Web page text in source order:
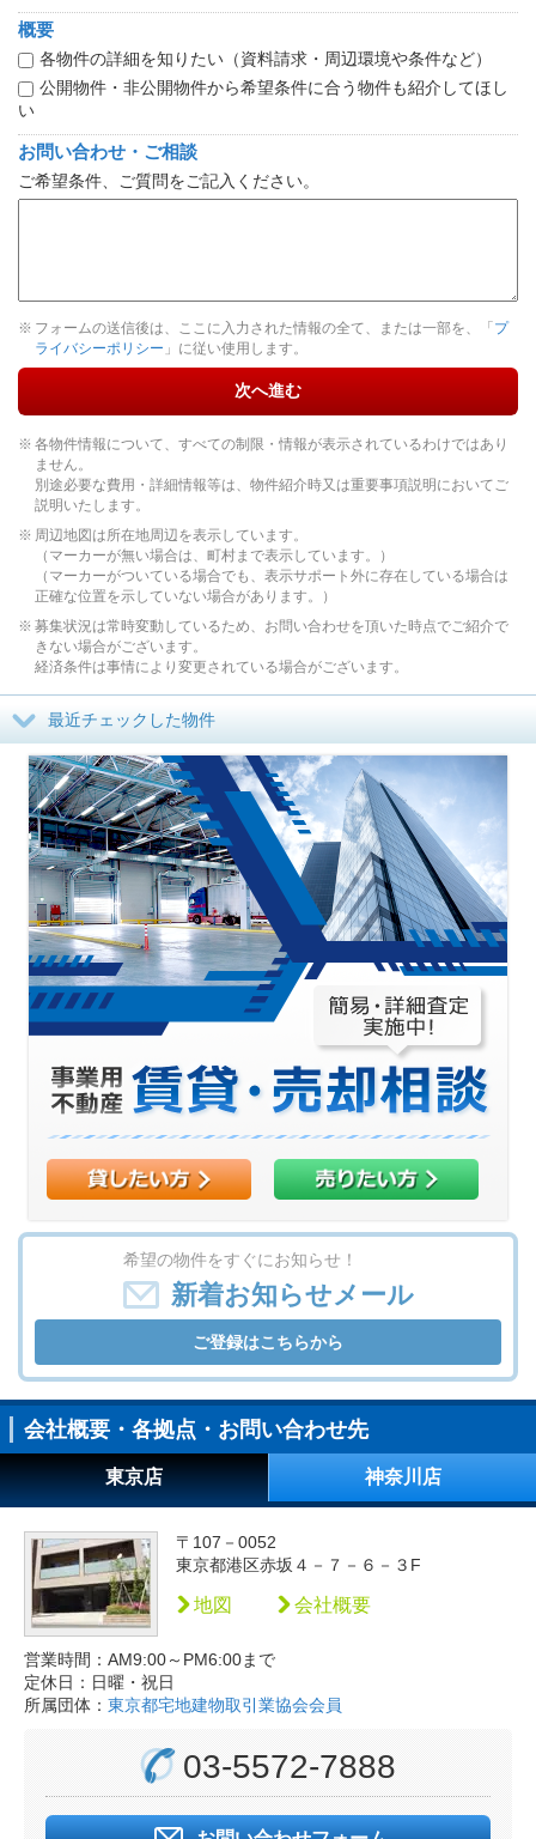
概要
各物件の詳細を知りたい（資料請求・周辺環境や条件など）
公開物件・非公開物件から希望条件に合う物件も紹介してほし
い
お問い合わせ・ご相談
ご希望条件、ご質問をご記入ください。
フォームの送信後は、ここに入力された情報の全て、または一部を、「 プ
ライバシーポリシー 」に従い使用します。
次へ進む
各物件情報について、すべての制限・情報が表示されているわけではあり
ません。
別途必要な費用・詳細情報等は、物件紹介時又は重要事項説明においてご
説明いたします。
周辺地図は所在地周辺を表示しています。
（マーカーが無い場合は、町村まで表示しています。）
（マーカーがついている場合でも、表示サポート外に存在している場合は
正確な位置を示していない場合があります。）
募集状況は常時変動しているため、お問い合わせを頂いた時点でご紹介で
きない場合がございます。
経済条件は事情により変更されている場合がございます。
最近チェックした物件
希望の物件をすぐにお知らせ！
新着お知らせメール
ご登録はこちらから
会社概要・各拠点・お問い合わせ先
東京店 神奈川店
〒107－0052
東京都港区赤坂４－７－６－３F
地図 会社概要
営業時間：AM9:00～PM6:00まで
定休日：日曜・祝日
所属団体： 東京都宅地建物取引業協会会員
03-5572-7888